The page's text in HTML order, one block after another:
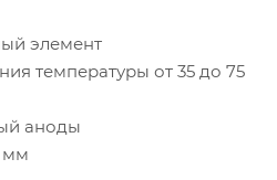
элемент
температуры от 35 до 75
аноды
мм